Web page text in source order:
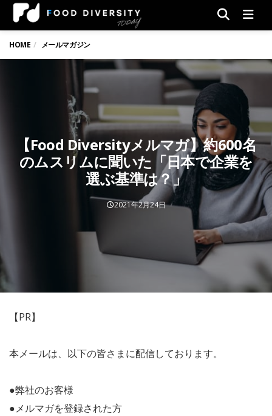
HOME メールマガジン
【Food Diversityメルマガ】約600名
のムスリムに聞いた「日本で企業を
選ぶ基準は？」
2021年2月24日
【PR】
本メールは、以下の皆さまに配信しております。
●弊社のお客様
●メルマガを登録された方